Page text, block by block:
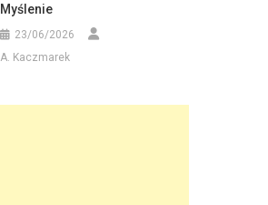
Myślenie
23/06/2026
A. Kaczmarek